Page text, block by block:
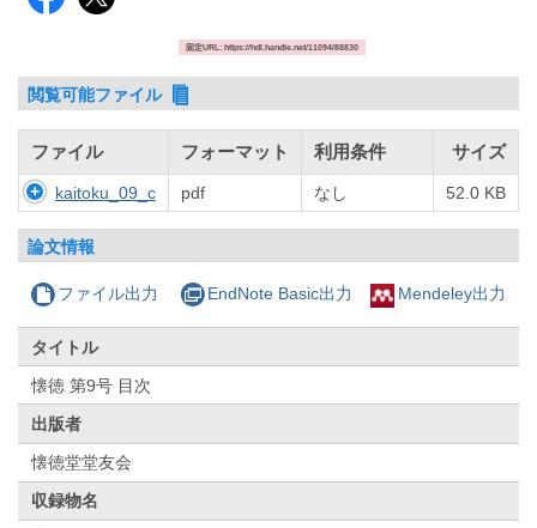
固定URL: https://hdl.handle.net/11094/88830
閲覧可能ファイル
ファイル フォーマット 利用条件 サイズ
kaitoku_09_c pdf なし 52.0 KB
論文情報
ファイル出力 EndNote Basic出力 Mendeley出力
タイトル
懐徳 第9号 目次
出版者
懐徳堂堂友会
収録物名